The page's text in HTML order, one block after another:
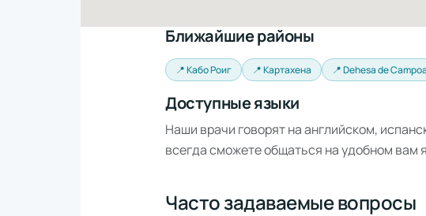
Ближайшие районы
📍 Кабо Роиг 📍 Картахена 📍 Dehesa de
Доступные языки
Наши врачи говорят на английском,
всегда сможете общаться на удобном вам
Часто задаваемые вопросы